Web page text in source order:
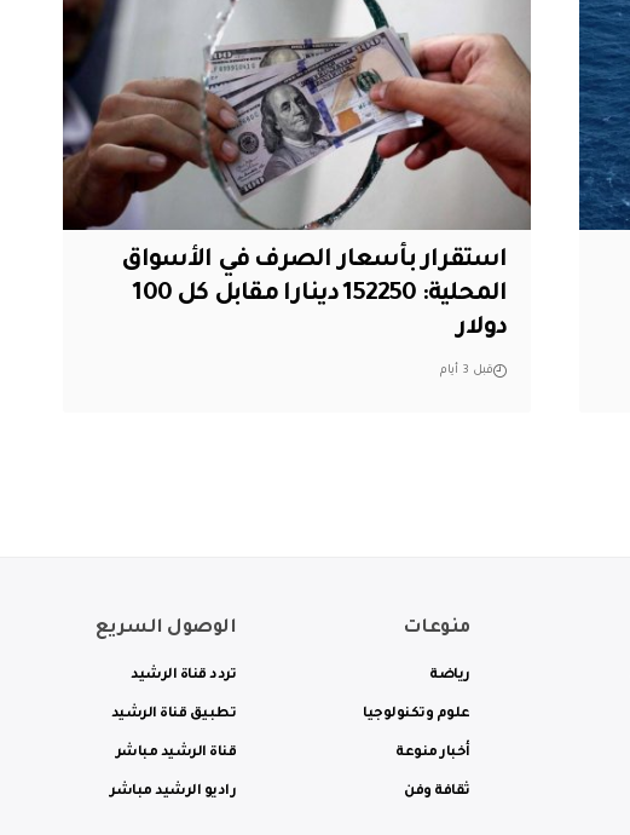
استقرار بأسعار الصرف في الأسواق
المحلية: 152250 دينارا مقابل كل 100
دولار
قبل 3 أيام
منوعات
رياضة
علوم وتكنولوجيا
أخبار منوعة
ثقافة وفن
الوصول السريع
تردد قناة الرشيد
تطبيق قناة الرشيد
قناة الرشيد مباشر
راديو الرشيد مباشر